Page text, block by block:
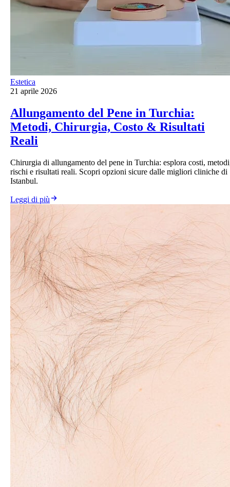
Estetica
21 aprile 2026
Allungamento del Pene in Turchia:
Metodi, Chirurgia, Costo & Risultati
Reali
Chirurgia di allungamento del pene in Turchia: esplora costi,
rischi e risultati reali. Scopri opzioni sicure dalle migliori cliniche di
Istanbul.
Leggi di più